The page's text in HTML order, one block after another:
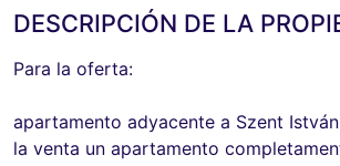
DESCRIPCIÓN DE LA
Para la oferta:
apartamento adyacente a Szent
la venta un apartamento